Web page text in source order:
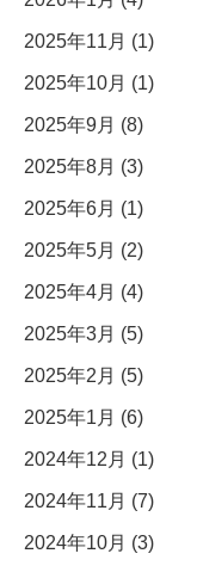
2025年11月 (1)
2025年10月 (1)
2025年9月 (8)
2025年8月 (3)
2025年6月 (1)
2025年5月 (2)
2025年4月 (4)
2025年3月 (5)
2025年2月 (5)
2025年1月 (6)
2024年12月 (1)
2024年11月 (7)
2024年10月 (3)